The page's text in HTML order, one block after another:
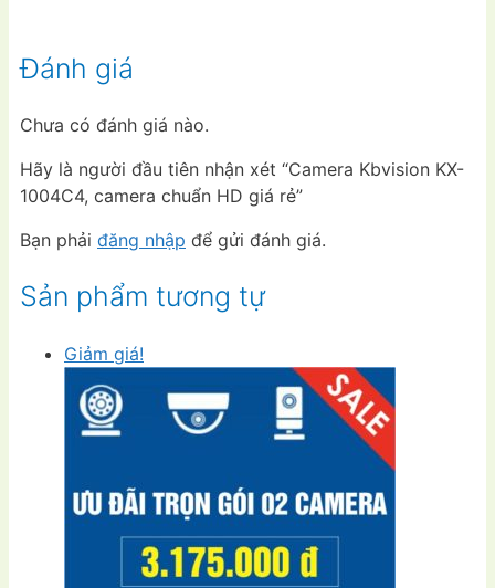
Đánh giá
Chưa có đánh giá nào.
Hãy là người đầu tiên nhận xét “Camera Kbvision KX-
1004C4, camera chuẩn HD giá rẻ”
Bạn phải đăng nhập để gửi đánh giá.
Sản phẩm tương tự
Giảm giá!